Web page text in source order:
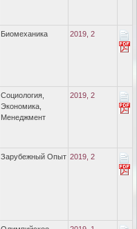
Биомеханика 2019, 2
Социология,
Экономика,
Менеджмент
2019, 2
Зарубежный Опыт 2019, 2